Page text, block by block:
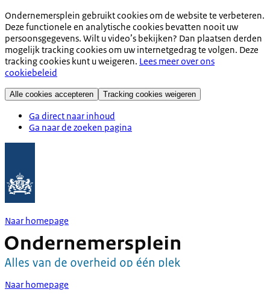
Ondernemersplein gebruikt cookies om de website te verbeteren.
Deze functionele en analytische cookies bevatten nooit uw
persoonsgegevens. Wilt u video’s bekijken? Dan plaatsen derden
mogelijk tracking cookies om uw internetgedrag te volgen. Deze
tracking cookies kunt u weigeren. Lees meer over ons
cookiebeleid
Alle cookies accepteren Tracking cookies weigeren
Ga direct naar inhoud
Ga naar de zoeken pagina
Naar homepage
Naar homepage